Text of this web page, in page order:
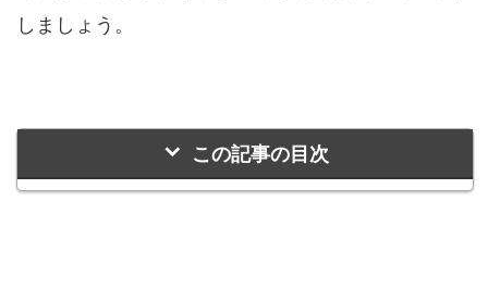
しましょう。
この記事の目次